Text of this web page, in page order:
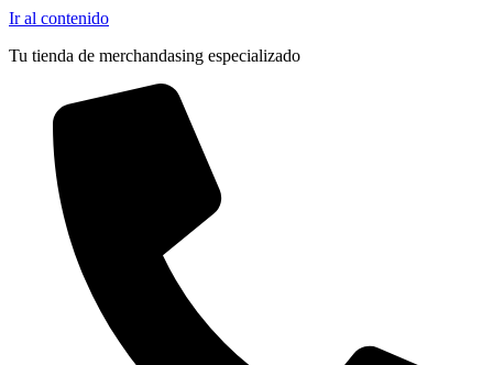
Ir al contenido
Tu tienda de merchandasing especializado